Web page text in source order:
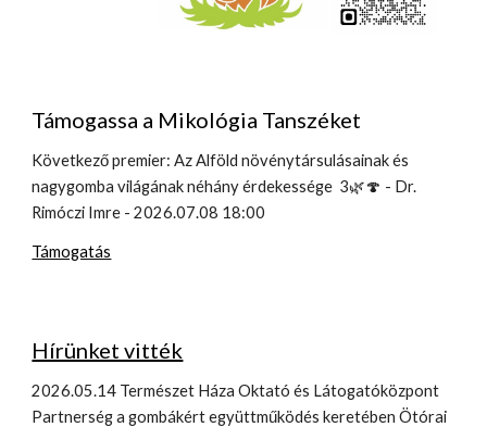
Támogassa a Mikológia Tanszéket
Következő premier: Az Alföld növénytársulásainak és
nagygomba világának néhány érdekessége 3🌿🍄 - Dr.
Rimóczi Imre - 2026.07.08 18:00
Támogatás
Hírünket vitték
2026.05.14 Természet Háza Oktató és Látogatóközpont
Partnerség a gombákért együttműködés keretében Ötórai